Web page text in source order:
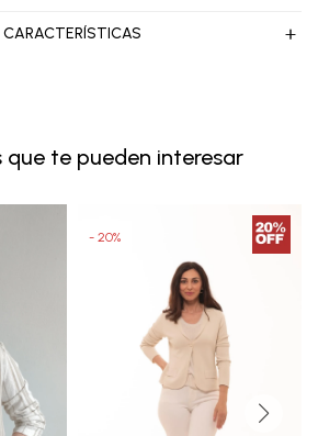
CARACTERÍSTICAS
que te pueden interesar
20